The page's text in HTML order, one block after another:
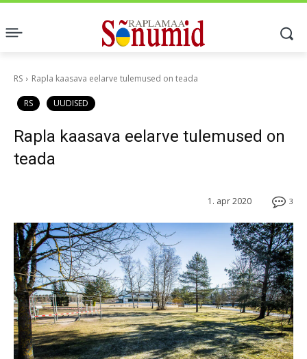
RS Rapla kaasava eelarve tulemused on teada
RS UUDISED
Rapla kaasava eelarve tulemused on
teada
3
1. apr 2020